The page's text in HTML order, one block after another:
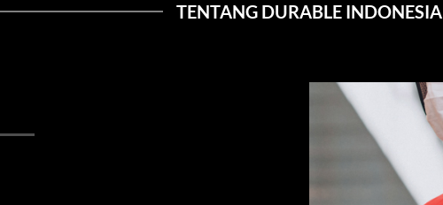
TENTANG DURABLE INDONESIA